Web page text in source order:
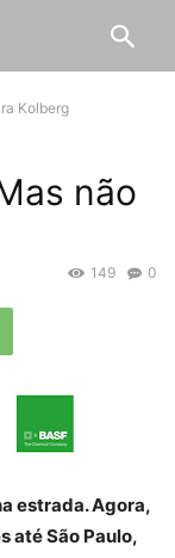
Kolberg
não
0
149
estrada. Agora,
até São Paulo,